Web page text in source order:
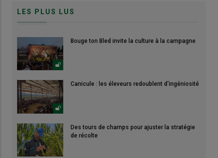
LES PLUS LUS
Bouge ton Bled invite la culture à la campagne
Canicule : les éleveurs redoublent d'ingéniosité
Des tours de champs pour ajuster la stratégie
de récolte